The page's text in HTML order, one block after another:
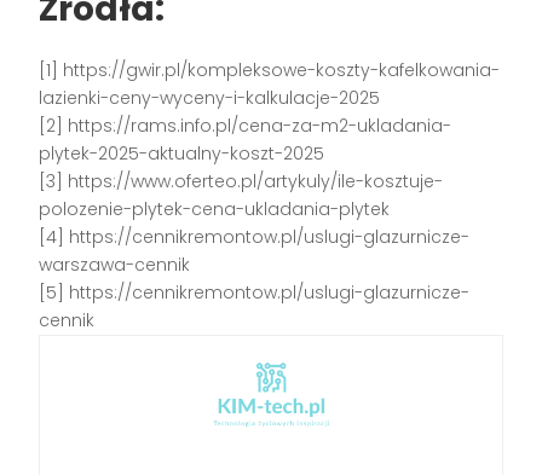
[1] https://gwir.pl/kompleksowe-koszty-kafelkowania-
lazienki-ceny-wyceny-i-kalkulacje-2025
[2] https://rams.info.pl/cena-za-m2-ukladania-
plytek-2025-aktualny-koszt-2025
[3] https://www.oferteo.pl/artykuly/ile-kosztuje-
polozenie-plytek-cena-ukladania-plytek
[4] https://cennikremontow.pl/uslugi-glazurnicze-
warszawa-cennik
[5] https://cennikremontow.pl/uslugi-glazurnicze-
cennik